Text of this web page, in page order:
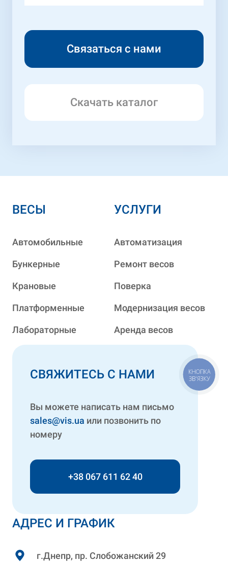
Скачать каталог
АДРЕС И ГРАФИК
г.Днепр, пр. Слобожанский 29
ВЕСЫ
Автомобильные
Бункерные
Крановые
Платформенные
Лабораторные
УСЛУГИ
Автоматизация
Ремонт весов
Поверка
Модернизация весов
Аренда весов
СВЯЖИТЕСЬ С НАМИ
Вы можете написать нам письмо
sales@vis.ua или позвонить по
номеру
+38 067 611 62 40
КНОПКА
ЗВ'ЯЗКУ